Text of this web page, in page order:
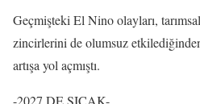
Geçmişteki El Nino olayları,
zincirlerini de olumsuz
artışa yol açmıştı.
-2027 DE SICAK-